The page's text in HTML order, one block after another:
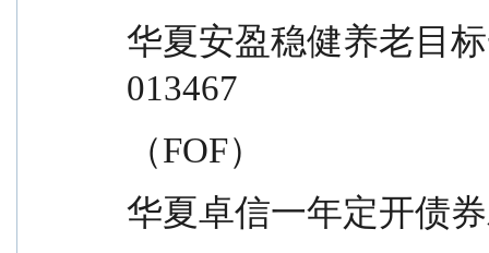
华夏安盈稳健养老目
013467
（FOF）
华夏卓信一年定开债券